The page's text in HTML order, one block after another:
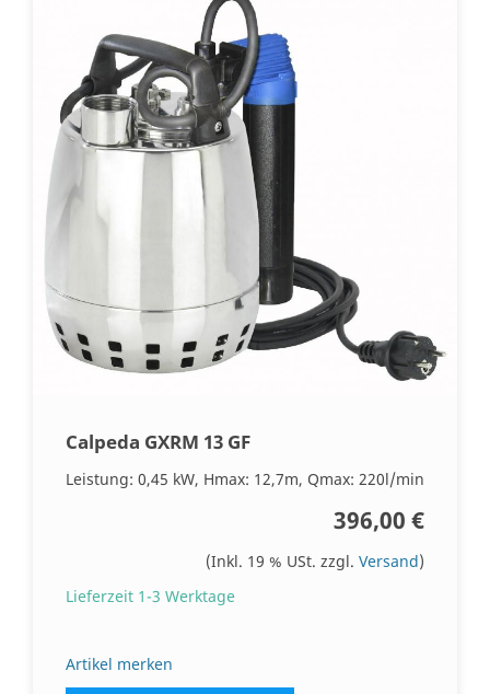
Calpeda GXRM 13 GF
Leistung: 0,45 kW, Hmax: 12,7m, Qmax: 220l/min
396,00 €
(Inkl. 19 % USt. zzgl. Versand)
Lieferzeit 1-3 Werktage
Artikel merken